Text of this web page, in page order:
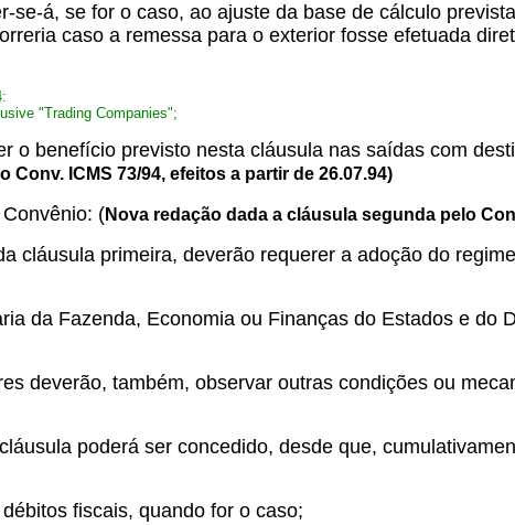
se-á, se for o caso, ao ajuste da base de cálculo
caso a remessa para o exterior fosse efetuada
"Trading Companies";
o benefício previsto nesta cláusula nas saídas com
Conv. ICMS 73/94, efeitos a partir de 26.07.94)
(Nova redação dada a cláusula segunda pelo
cláusula primeira, deverão requerer a adoção do
da Fazenda, Economia ou Finanças do Estados e do
deverão, também, observar outras condições ou
poderá ser concedido, desde que,
fiscais, quando for o caso;